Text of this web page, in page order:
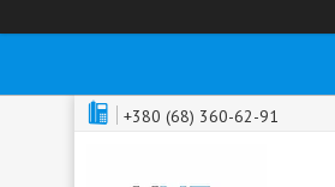
+380 (68) 360-62-91